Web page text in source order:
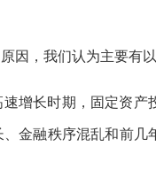
因，我们认为主要有
增长时期，固定资
金融秩序混乱和前